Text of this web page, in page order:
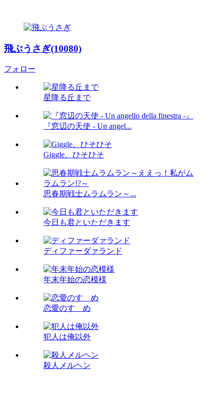
飛ぶうさぎ(10080)
フォロー
星降る丘まで
『窓辺の天使 - Un angel...
Giggle。ひそひそ
思春期戦士ムラムラン～...
今日も君といただきます
ディファーダァランド
年末年始の恋模様
恋愛のすゝめ
犯人は俺以外
殺人メルヘン